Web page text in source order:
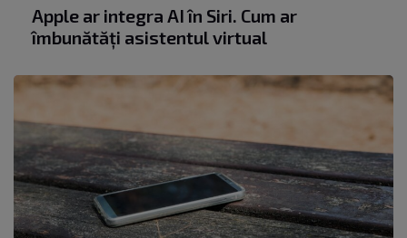
Apple ar integra AI în Siri. Cum ar
îmbunătăți asistentul virtual